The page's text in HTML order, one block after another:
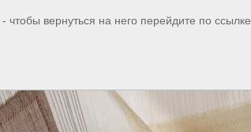
- чтобы вернуться на него перейдите по ссылке